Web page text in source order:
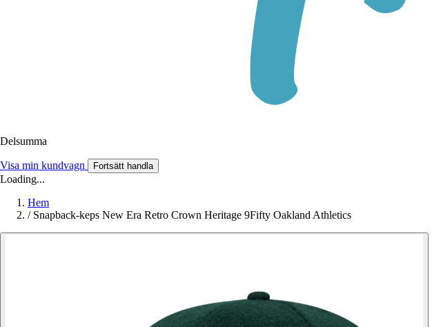
Delsumma
Visa min kundvagn Fortsätt handla
Loading...
Hem
/ Snapback-keps New Era Retro Crown Heritage 9Fifty Oakland Athletics